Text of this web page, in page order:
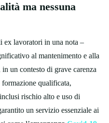
ma nessuna
ex lavoratori in una nota –
al mantenimento e alla
un contesto di grave carenza
qualificata,
rischio alto e uso di
un servizio essenziale ai